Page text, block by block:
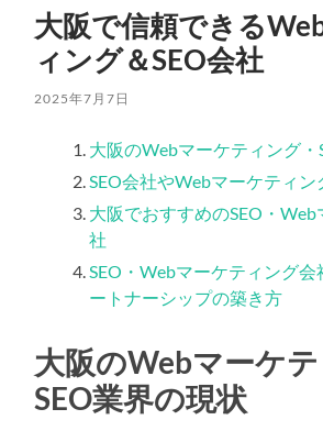
ー
を
切
り
替
え
大阪で信頼できる
ィング＆SEO会社
2025年7月7日
大阪のWebマーケティング・
SEO会社やWebマーケティ
大阪でおすすめのSEO・
社
SEO・Webマーケティング
ートナーシップの築き方
大阪のWebマーケテ
SEO業界の現状